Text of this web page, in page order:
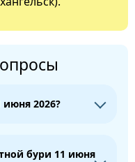
2026?
бури 11 июня